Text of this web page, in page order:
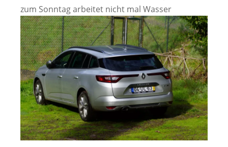
zum Sonntag arbeitet nicht mal Wasser